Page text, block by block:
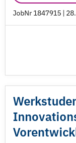
JobNr 1847915 |